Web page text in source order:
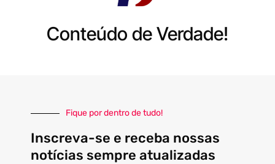
Conteúdo de Verdade!
Fique por dentro de tudo!
Inscreva-se e receba nossas
notícias sempre atualizadas